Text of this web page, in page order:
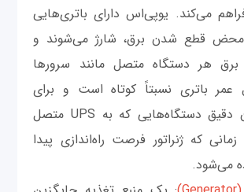
می‌کند. یو‌پی‌اس دارای باتری‌هایی
قطع شدن برق، شارژ می‌شوند و
برق هر دستگاه متصل مانند سرورها
باتری نسبتاً کوتاه است و برای
خاموش کردن دقیق دستگاه‌هایی که به UPS متصل
که ژنراتور فرصت راه‌اندازی پیدا
می‌شود.